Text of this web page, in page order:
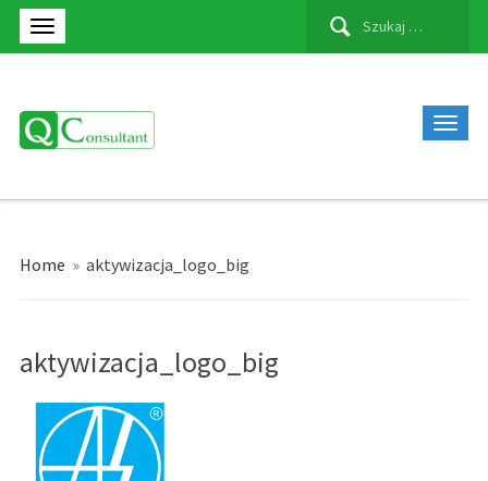
Szukaj:
Home » aktywizacja_logo_big
aktywizacja_logo_big